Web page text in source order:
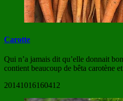
Carotte
Qui n’a jamais dit qu’elle donnait
contient beaucoup de bêta carotène
20141016160412